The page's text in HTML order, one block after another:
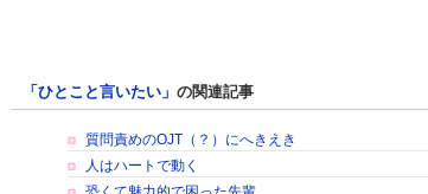
「ひとこと言いたい」 の関連記事
質問責めのOJT（？）にへきえき
人はハートで動く